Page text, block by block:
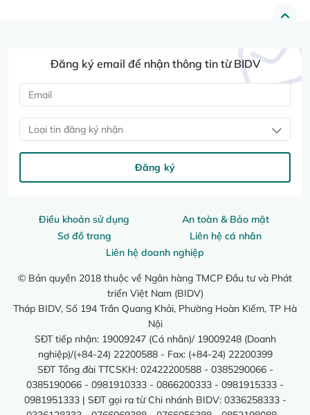
Điều khoản sử dụng
An toàn & Bảo mật
Sơ đồ trang
Liên hệ cá nhân
Liên hệ doanh nghiệp
© Bản quyền 2018 thuộc về Ngân hàng TMCP Đầu tư và Phát
triển Việt Nam (BIDV)
Tháp BIDV, Số 194 Trần Quang Khải, Phường Hoàn Kiếm, TP Hà
Nội
SĐT tiếp nhận: 19009247 (Cá nhân)/ 19009248 (Doanh
nghiệp)/(+84-24) 22200588 - Fax: (+84-24) 22200399
SĐT Tổng đài TTCSKH: 02422200588 - 0385290066 -
0385190066 - 0981910333 - 0866200333 - 0981915333 -
0981951333 | SĐT gọi ra từ Chi nhánh BIDV: 0336258333 -
Đăng ký email để nhận thông tin từ BIDV
Loại tin đăng ký nhận
Đăng ký